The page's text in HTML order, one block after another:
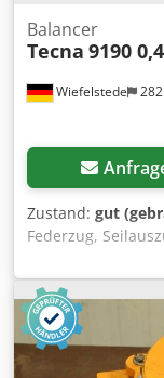
Wiefelstede
Balancer
Tecna 9190
Zustand: gut
Federzug,
Tecna, Federzug
Tragkraft: 0,4 - 1
Federzug
Eigengewicht: 0,6